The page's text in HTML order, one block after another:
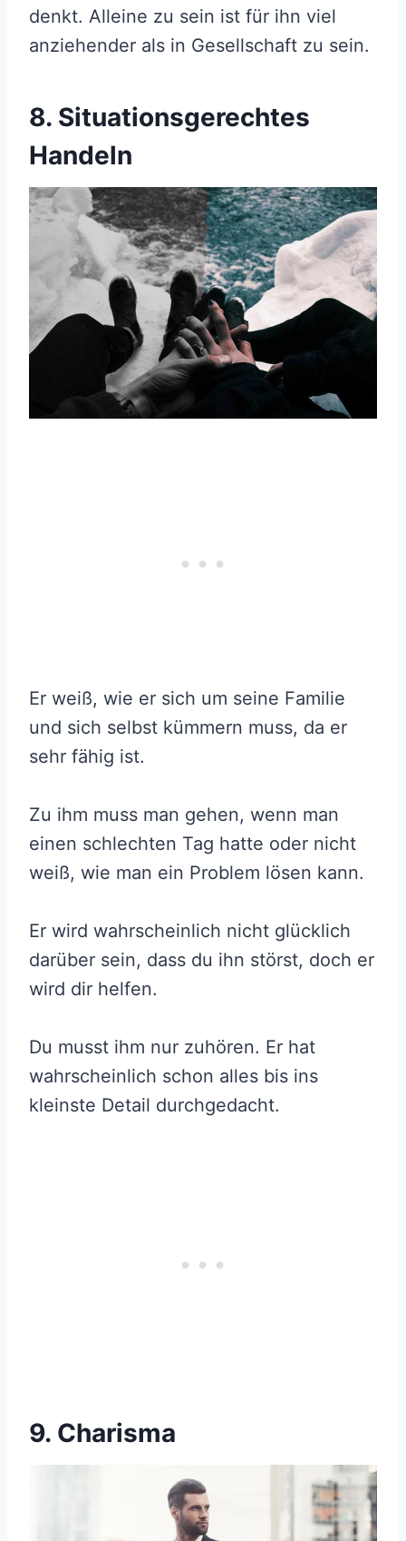
denkt. Alleine zu sein ist für ihn viel
anziehender als in Gesellschaft zu sein.
8. Situationsgerechtes
Handeln
Er weiß, wie er sich um seine Familie
und sich selbst kümmern muss, da er
sehr fähig ist.
Zu ihm muss man gehen, wenn man
einen schlechten Tag hatte oder nicht
weiß, wie man ein Problem lösen kann.
Er wird wahrscheinlich nicht glücklich
darüber sein, dass du ihn störst, doch er
wird dir helfen.
Du musst ihm nur zuhören. Er hat
wahrscheinlich schon alles bis ins
kleinste Detail durchgedacht.
9. Charisma